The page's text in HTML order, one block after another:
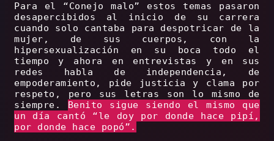
Para el “Conejo malo” estos temas pasaron
desapercibidos al inicio de su carrera
cuando solo cantaba para despotricar de la
mujer, de sus cuerpos, con la
hipersexualización en su boca todo el
tiempo y ahora en entrevistas y en sus
redes habla de independencia, de
empoderamiento, pide justicia y clama por
respeto, pero sus letras son lo mismo de
siempre. Benito sigue siendo el mismo que
un día cantó “le doy por donde hace pipí,
por donde hace popó”.